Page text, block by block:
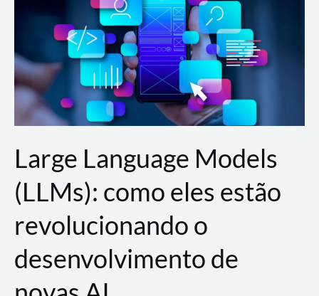
a
AWS?
Large Language Models
(LLMs): como eles estão
revolucionando o
desenvolvimento de